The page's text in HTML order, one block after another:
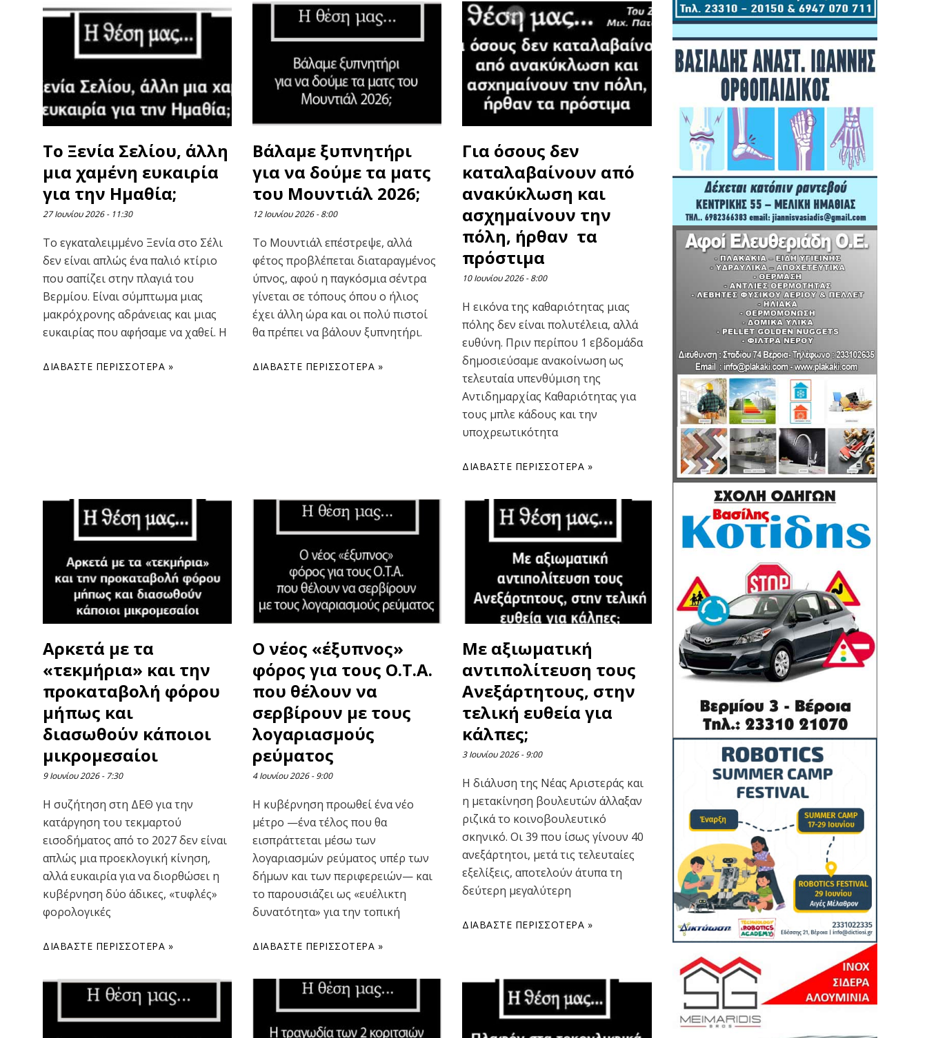
Το Ξενία Σελίου, άλλη
μια χαμένη ευκαιρία
για την Ημαθία;
27 Ιουνίου 2026 11:30
Το εγκαταλειμμένο Ξενία στο Σέλι
δεν είναι απλώς ένα παλιό κτίριο
που σαπίζει στην πλαγιά του
Βερμίου. Είναι σύμπτωμα μιας
μακρόχρονης αδράνειας και μιας
ευκαιρίας που αφήσαμε να χαθεί. Η
ΔΙΑΒΆΣΤΕ ΠΕΡΙΣΣΌΤΕΡΑ »
Βάλαμε ξυπνητήρι
για να δούμε τα ματς
του Μουντιάλ 2026;
12 Ιουνίου 2026 8:00
Το Μουντιάλ επέστρεψε, αλλά
φέτος προβλέπεται διαταραγμένος
ύπνος, αφού η παγκόσμια σέντρα
γίνεται σε τόπους όπου ο ήλιος
έχει άλλη ώρα και οι πολύ πιστοί
θα πρέπει να βάλουν ξυπνητήρι.
ΔΙΑΒΆΣΤΕ ΠΕΡΙΣΣΌΤΕΡΑ »
Για όσους δεν
καταλαβαίνουν από
ανακύκλωση και
ασχημαίνουν την
πόλη, ήρθαν τα
πρόστιμα
10 Ιουνίου 2026 8:00
Η εικόνα της καθαριότητας μιας
πόλης δεν είναι πολυτέλεια, αλλά
ευθύνη. Πριν περίπου 1 εβδομάδα
δημοσιεύσαμε ανακοίνωση ως
τελευταία υπενθύμιση της
Αντιδημαρχίας Καθαριότητας για
τους μπλε κάδους και την
υποχρεωτικότητα
ΔΙΑΒΆΣΤΕ ΠΕΡΙΣΣΌΤΕΡΑ »
Αρκετά με τα
«τεκμήρια» και την
προκαταβολή φόρου
μήπως και
διασωθούν κάποιοι
μικρομεσαίοι
9 Ιουνίου 2026 7:30
Η συζήτηση στη ΔΕΘ για την
κατάργηση του τεκμαρτού
εισοδήματος από το 2027 δεν είναι
απλώς μια προεκλογική κίνηση,
αλλά ευκαιρία για να διορθώσει η
κυβέρνηση δύο άδικες, «τυφλές»
φορολογικές
ΔΙΑΒΆΣΤΕ ΠΕΡΙΣΣΌΤΕΡΑ »
Ο νέος «έξυπνος»
φόρος για τους Ο.Τ.Α.
που θέλουν να
σερβίρουν με τους
λογαριασμούς
ρεύματος
4 Ιουνίου 2026 9:00
Η κυβέρνηση προωθεί ένα νέο
μέτρο —ένα τέλος που θα
εισπράττεται μέσω των
λογαριασμών ρεύματος υπέρ των
δήμων και των περιφερειών— και
το παρουσιάζει ως «ευέλικτη
δυνατότητα» για την τοπική
ΔΙΑΒΆΣΤΕ ΠΕΡΙΣΣΌΤΕΡΑ »
Με αξιωματική
αντιπολίτευση τους
Ανεξάρτητους, στην
τελική ευθεία για
κάλπες;
3 Ιουνίου 2026 9:00
Η διάλυση της Νέας Αριστεράς και
η μετακίνηση βουλευτών άλλαξαν
ριζικά το κοινοβουλευτικό
σκηνικό. Οι 39 που ίσως γίνουν 40
ανεξάρτητοι, μετά τις τελευταίες
εξελίξεις, αποτελούν άτυπα τη
δεύτερη μεγαλύτερη
ΔΙΑΒΆΣΤΕ ΠΕΡΙΣΣΌΤΕΡΑ »